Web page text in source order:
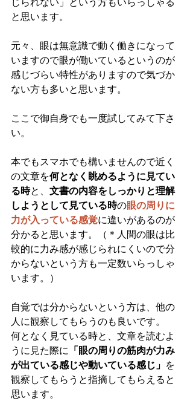
と思います。
元々、眼は無意識で動く働きになって
いますので眼が働いているというのが
感じづらい特性がありますので気づか
ない方も多いと思います。
ここで御自身でも一度試してみて下さ
い。
本でもスマホでも構いませんので近く
の文章を何となく眺めるように見てい
る時と、 文書の内容をしっかりと理解
しようとして見ている時の眼の周りに
力が入っている感覚に違いがあるのが
分かると思います。（＊人間の眼は比
較的に力み感が感じられにくいので分
からないという方も一定数いらっしゃ
います。）
自覚では分からないという方は、他の
人に観察してもらうのも良いです。
何となく見ている時と、文章を読むよ
うに見た際に 「眼の周りの筋肉が力み
が出ている感じや動いている感じ」 を
観察してもらうと指摘してもらえると
思います。